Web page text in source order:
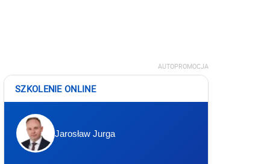
AUTOPROMOCJA
SZKOLENIE ONLINE
Jarosław Jurga